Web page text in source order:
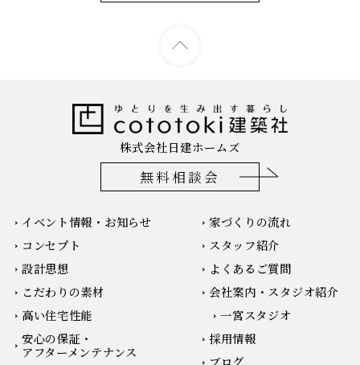
株式会社日建ホームズ
無料相談会
イベント情報・お知らせ
コンセプト
設計思想
こだわりの素材
高い住宅性能
安心の保証・
アフターメンテナンス
家づくりの流れ
スタッフ紹介
よくあるご質問
会社案内・スタジオ紹介
一宮スタジオ
採用情報
ブログ